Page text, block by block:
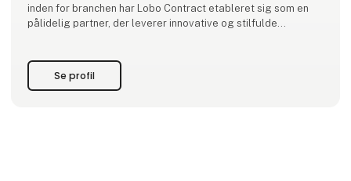
inden for branchen har Lobo Contract etableret sig som en
pålidelig partner, der leverer innovative og stilfulde
Se profil